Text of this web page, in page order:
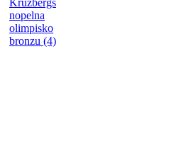
nopelna
olimpisko
bronzu (4)